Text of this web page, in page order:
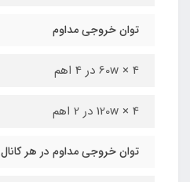
توان خروجی مداوم
60w × 4 در 4 اهم
120w × 4 در 2 اهم
توان خروجی مداوم در هر کانال 4 اهم